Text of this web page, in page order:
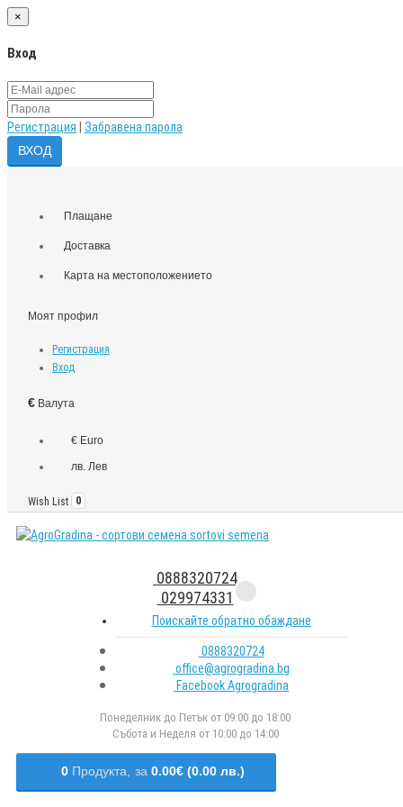
×
Вход
Регистрация Забравена парола
Плащане
Доставка
Карта на местоположението
Моят профил
Регистрация
Вход
€ Валута
€ Euro
лв. Лев
Wish List 0
0888320724
029974331
Поискайте обратно обаждане
0888320724
office@agrogradina.bg
Facebook Agrogradina
Понеделник до Петък от 09:00 до 18:00
Събота и Неделя от 10:00 до 14:00
0 Продукта, за 0.00€ (0.00 лв.)